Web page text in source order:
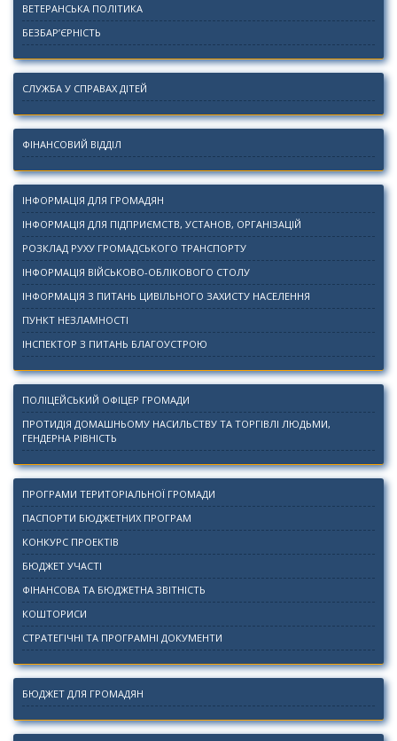
ВЕТЕРАНСЬКА ПОЛІТИКА
БЕЗБАР’ЄРНІСТЬ
СЛУЖБА У СПРАВАХ ДІТЕЙ
ФІНАНСОВИЙ ВІДДІЛ
ІНФОРМАЦІЯ ДЛЯ ГРОМАДЯН
ІНФОРМАЦІЯ ДЛЯ ПІДПРИЄМСТВ, УСТАНОВ, ОРГАНІЗАЦІЙ
РОЗКЛАД РУХУ ГРОМАДСЬКОГО ТРАНСПОРТУ
ІНФОРМАЦІЯ ВІЙСЬКОВО-ОБЛІКОВОГО СТОЛУ
ІНФОРМАЦІЯ З ПИТАНЬ ЦИВІЛЬНОГО ЗАХИСТУ НАСЕЛЕННЯ
ПУНКТ НЕЗЛАМНОСТІ
ІНСПЕКТОР З ПИТАНЬ БЛАГОУСТРОЮ
ПОЛІЦЕЙСЬКИЙ ОФІЦЕР ГРОМАДИ
ПРОТИДІЯ ДОМАШНЬОМУ НАСИЛЬСТВУ ТА ТОРГІВЛІ ЛЮДЬМИ,
ГЕНДЕРНА РІВНІСТЬ
ПРОГРАМИ ТЕРИТОРІАЛЬНОЇ ГРОМАДИ
ПАСПОРТИ БЮДЖЕТНИХ ПРОГРАМ
КОНКУРС ПРОЕКТІВ
БЮДЖЕТ УЧАСТІ
ФІНАНСОВА ТА БЮДЖЕТНА ЗВІТНІСТЬ
КОШТОРИСИ
СТРАТЕГІЧНІ ТА ПРОГРАМНІ ДОКУМЕНТИ
БЮДЖЕТ ДЛЯ ГРОМАДЯН